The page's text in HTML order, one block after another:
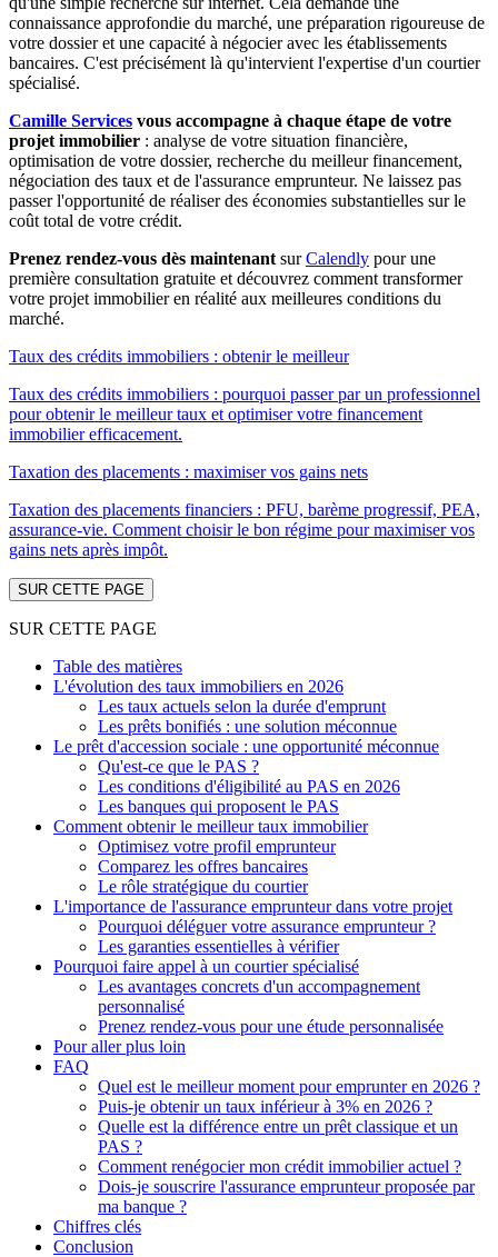
connaissance approfondie du marché, une préparation rigoureuse de
votre dossier et une capacité à négocier avec les établissements
bancaires. C'est précisément là qu'intervient l'expertise d'un courtier
spécialisé.
Camille Services vous accompagne à chaque étape de votre
projet immobilier : analyse de votre situation financière,
optimisation de votre dossier, recherche du meilleur financement,
négociation des taux et de l'assurance emprunteur. Ne laissez pas
passer l'opportunité de réaliser des économies substantielles sur le
coût total de votre crédit.
Prenez rendez-vous dès maintenant surCalendly pour une
première consultation gratuite et découvrez comment transformer
votre projet immobilier en réalité aux meilleures conditions du
marché.
Taux des crédits immobiliers : obtenir le meilleur
Taux des crédits immobiliers : pourquoi passer par un professionnel
pour obtenir le meilleur taux et optimiser votre financement
immobilier efficacement.
Taxation des placements : maximiser vos gains nets
Taxation des placements financiers : PFU, barème progressif, PEA,
assurance-vie. Comment choisir le bon régime pour maximiser vos
gains nets après impôt.
SUR CETTE PAGE
SUR CETTE PAGE
Table des matières
L'évolution des taux immobiliers en 2026
Les taux actuels selon la durée d'emprunt
Les prêts bonifiés : une solution méconnue
Le prêt d'accession sociale : une opportunité méconnue
Qu'est-ce que le PAS ?
Les conditions d'éligibilité au PAS en 2026
Les banques qui proposent le PAS
Comment obtenir le meilleur taux immobilier
Optimisez votre profil emprunteur
Comparez les offres bancaires
Le rôle stratégique du courtier
L'importance de l'assurance emprunteur dans votre projet
Pourquoi déléguer votre assurance emprunteur ?
Les garanties essentielles à vérifier
Pourquoi faire appel à un courtier spécialisé
Les avantages concrets d'un accompagnement
personnalisé
Prenez rendez-vous pour une étude personnalisée
Pour aller plus loin
FAQ
Quel est le meilleur moment pour emprunter en 2026 ?
Puis-je obtenir un taux inférieur à 3% en 2026 ?
Quelle est la différence entre un prêt classique et un
PAS ?
Comment renégocier mon crédit immobilier actuel ?
Dois-je souscrire l'assurance emprunteur proposée par
ma banque ?
Chiffres clés
Conclusion